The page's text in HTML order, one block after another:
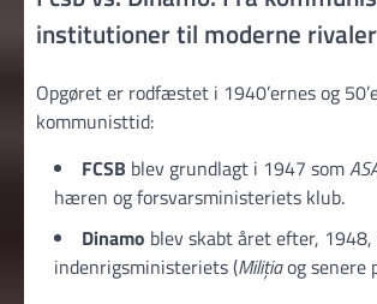
institutioner til moderne rivaler
Opgøret er rodfæstet i 1940’ernes og
kommunisttid:
FCSB blev grundlagt i 1947 som
hæren og forsvarsministeriets klub.
Dinamo blev skabt året efter, 1948,
indenrigsministeriets (Milițiaog senere